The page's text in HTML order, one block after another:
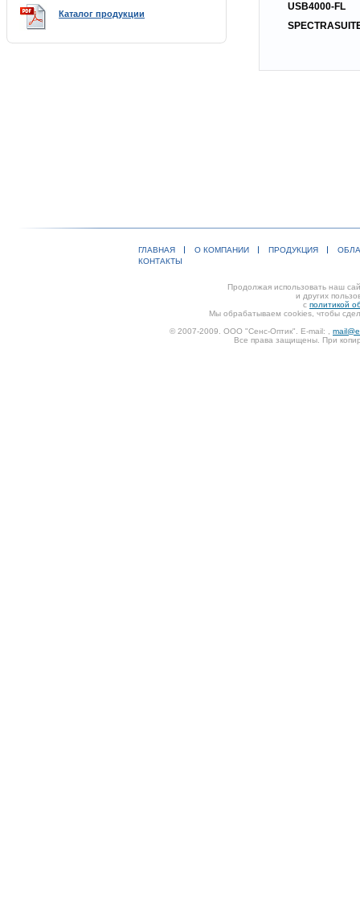
Каталог продукции
USB4000-FL
ГЛАВНАЯ О КОМПАНИИ ПРОДУКЦИЯ
КОНТАКТЫ
Продолжая использовать наш
и других
с политикой
Мы обрабатываем cookies, чтобы
© 2007-2009. ООО "Сенс-Оптик". E-mail:
Все права защищены. При